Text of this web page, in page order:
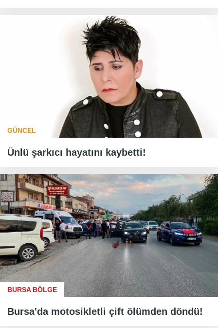
GÜNCEL
Ünlü şarkıcı hayatını kaybetti!
BURSA BÖLGE
Bursa'da motosikletli çift ölümden döndü!